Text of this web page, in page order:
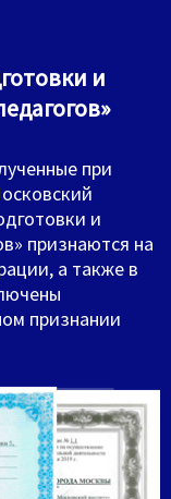
и
при
и
признаются на
а также в
признании